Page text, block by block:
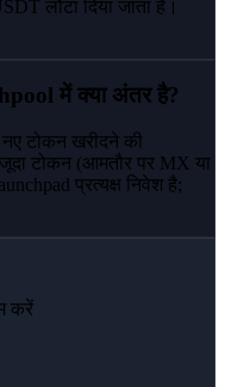
लौटा दिया जाता है।
में क्या अंतर है?
टोकन खरीदने की
टोकन (आमतौर पर MX या
प्रत्यक्ष निवेश है;
करें